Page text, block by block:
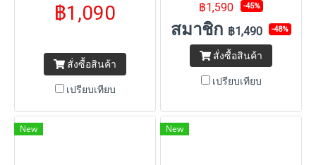
฿1,090
สั่งซื้อสินค้า
เปรียบเทียบ
฿1,590 -45%
สมาชิก ฿1,490 -48%
สั่งซื้อสินค้า
เปรียบเทียบ
New New